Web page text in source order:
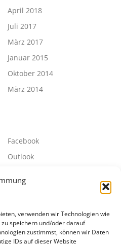
verwenden wir Technologien wie
speichern und/oder darauf
zustimmst, können wir Daten
IDs auf dieser Website
April 2018
Juli 2017
März 2017
Januar 2015
Oktober 2014
März 2014
Facebook
Outlook
Synology